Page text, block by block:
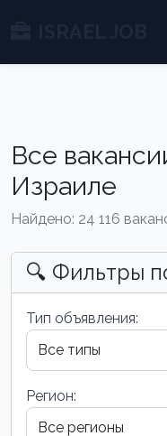
Все
Израиле
Найдено: 24 116
🔍 Фильтры
Тип объявления:
Регион: